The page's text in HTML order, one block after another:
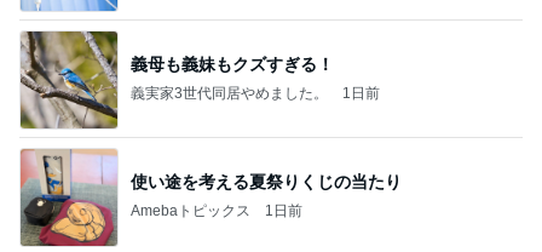
義母も義妹もクズすぎる！
義実家3世代同居やめました。 1日前
使い途を考える夏祭りくじの当たり
Amebaトピックス 1日前